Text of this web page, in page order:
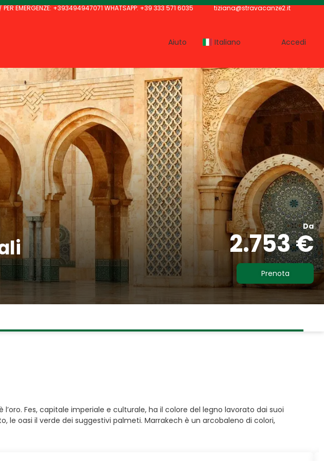
EMERGENZE: +393494947071 WHATSAPP: +39 333 571 6035 tiziana@stravacanze2.it
Aiuto Italiano Accedi
Da
2.753 €
Prenota
Fes, capitale imperiale e culturale, ha il colore del legno lavorato dai suoi
le oasi il verde dei suggestivi palmeti. Marrakech è un arcobaleno di colori,